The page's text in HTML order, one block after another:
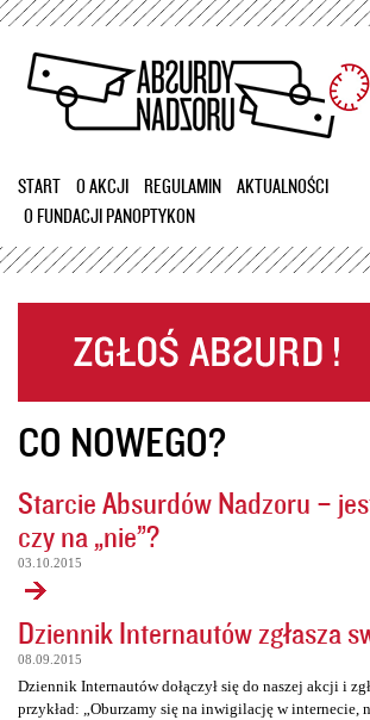
Przejdź
treści
START O AKCJI REGULAMIN
AKTUALNOŚCI
O FUNDACJI PANOPTYKON
CO NOWEGO?
Starcie Absurdów Nadzoru –
czy na „nie”?
03.10.2015
Dziennik Internautów zgłasza
08.09.2015
Dziennik Internautów dołączył się do naszej akcji i
przykład: „Oburzamy się na inwigilację w internecie,